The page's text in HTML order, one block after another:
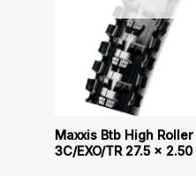
Maxxis Btb High Roller
3C/EXO/TR 27.5 x